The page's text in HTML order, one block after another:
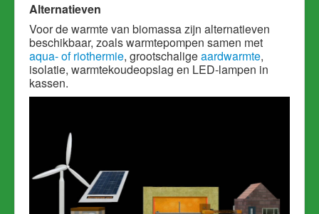
Alternatieven
Voor de warmte van biomassa zijn alternatieven
beschikbaar, zoals warmtepompen samen met
aqua- of riothermie, grootschaligeaardwarmte,
isolatie, warmtekoudeopslag en LED-lampen in
kassen.